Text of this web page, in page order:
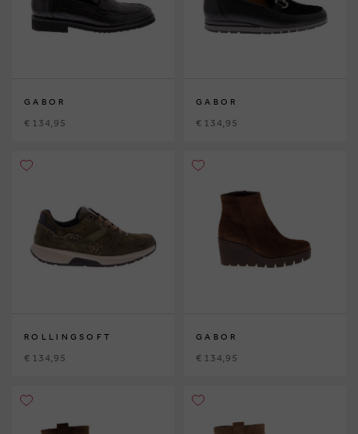
GABOR
€ 134,95
GABOR
€ 134,95
ROLLINGSOFT
€ 134,95
GABOR
€ 134,95